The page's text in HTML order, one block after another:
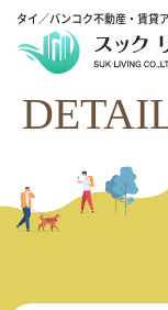
タイ／バンコク不動産・賃貸
バンコクの不動産・